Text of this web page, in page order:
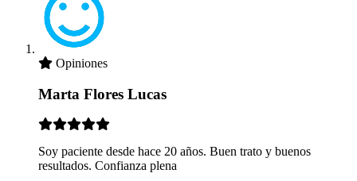
Opiniones
Marta Flores Lucas
Soy paciente desde hace 20 años. Buen trato y buenos
resultados. Confianza plena